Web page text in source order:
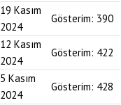
19 Kasım
2024
Gösterim: 390
12 Kasım
2024
Gösterim: 422
5 Kasım
2024
Gösterim: 428